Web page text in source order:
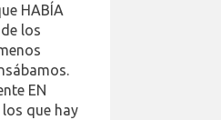
HABÍA
de los
EN
que hay